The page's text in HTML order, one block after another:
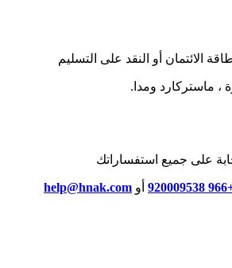
الائتمان أو النقد على التسليم
، ماستركارد ومدا.
على جميع استفساراتك
+966 أو help@hnak.com